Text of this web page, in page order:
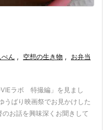
ん , 空想の生き物 ,
お弁当
ラボ 特撮編」を見まし
うばり映画祭でお見かけした
お話を興味深くお聞きして